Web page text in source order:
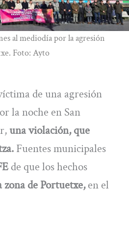
al mediodía por la agresión
Foto: Ayto
de una agresión
la noche en San
una violación, que
Fuentes municipales
de que los hechos
zona de Portuetxe,en el